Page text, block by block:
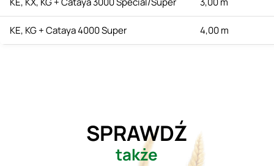
KE, KG + Cataya 4000 Super 4,00 m
SPRAWDŹ
także